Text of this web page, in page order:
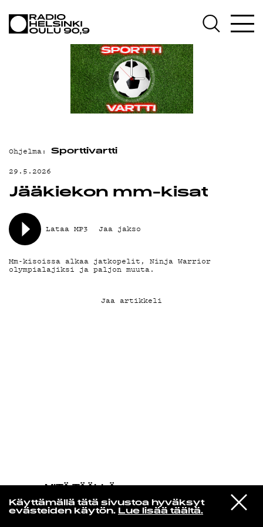
Käyttämällä tätä sivustoa hyväksyt
evästeiden käytön. Lue lisää täältä.
VIESTI
STUDIOON
MITÄ TÄÄLLÄ
Efterklang
Animated Heart
AJANKOHTAISTA
OHJELMAT
TEKIJÄT
ON-DEMAND
MAINOSTA
YHTEYSTIEDOT
G LIVELAB
YSTÄVÄKLUBI
TIETOSUOJA
Ohjelma: Sporttivartti
29.5.2026
Jääkiekon mm-kisat
Lataa MP3 Jaa jakso
Mm-kisoissa alkaa jatkopelit, Ninja Warrior
olympialajiksi ja paljon muuta.
Jaa artikkeli